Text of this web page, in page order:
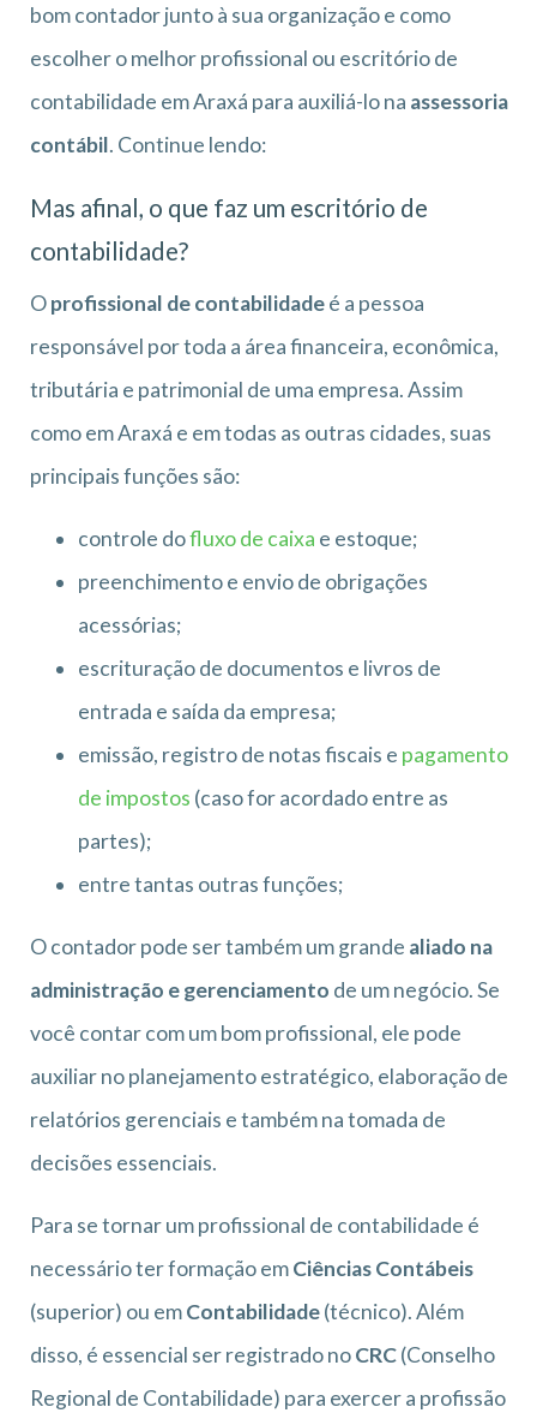
bom contador junto à sua organização e como
escolher o melhor profissional ou escritório de
contabilidade em Araxá para auxiliá-lo na assessoria
contábil. Continue lendo:
Mas afinal, o que faz um escritório de
contabilidade?
Oprofissional de contabilidadeé a pessoa
responsável por toda a área financeira, econômica,
tributária e patrimonial de uma empresa. Assim
como em Araxá e em todas as outras cidades, suas
principais funções são:
controle dofluxo de caixa e estoque;
preenchimento e envio de obrigações
acessórias;
escrituração de documentos e livros de
entrada e saída da empresa;
emissão, registro de notas fiscais e pagamento
de impostos (caso for acordado entre as
partes);
entre tantas outras funções;
O contador pode ser também um grande aliado na
administração e gerenciamento de um negócio. Se
você contar com um bom profissional, ele pode
auxiliar no planejamento estratégico, elaboração de
relatórios gerenciais e também na tomada de
decisões essenciais.
Para se tornar um profissional de contabilidade é
necessário ter formação emCiências Contábeis
(superior) ou emContabilidade(técnico). Além
disso, é essencial ser registrado noCRC(Conselho
Regional de Contabilidade) para exercer a profissão